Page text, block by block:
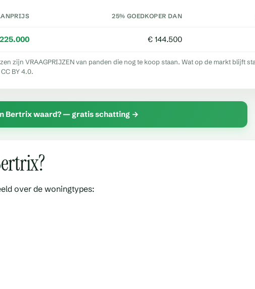
25% GOEDKOPER DAN
€ 144.500
zijn VRAAGPRIJZEN van panden die nog te koop staan. Wat op de markt blijft
CC BY 4.0.
Bertrix waard? — gratis schatting →
over de woningtypes: